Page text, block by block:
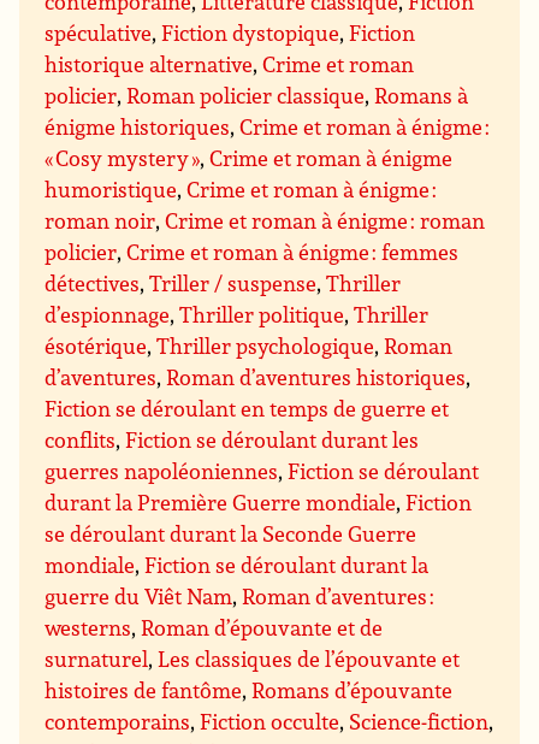
spéculative,Fiction dystopique,Fiction
historique alternative,Crime et roman
policier,Roman policier classique,Romans à
énigme historiques,Crime et roman à énigme :
« Cosy mystery »,Crime et roman à énigme
humoristique,Crime et roman à énigme :
roman noir,Crime et roman à énigme : roman
policier,Crime et roman à énigme : femmes
détectives,Triller / suspense,Thriller
d’espionnage,Thriller politique,Thriller
ésotérique,Thriller psychologique,Roman
d’aventures,Roman d’aventures historiques,
Fiction se déroulant en temps de guerre et
conflits,Fiction se déroulant durant les
guerres napoléoniennes,Fiction se déroulant
durant la Première Guerre mondiale,Fiction
se déroulant durant la Seconde Guerre
mondiale,Fiction se déroulant durant la
guerre du Viêt Nam,Roman d’aventures :
westerns,Roman d’épouvante et de
surnaturel,Les classiques de l’épouvante et
histoires de fantôme,Romans d’épouvante
contemporains,Fiction occulte, Science-fiction,